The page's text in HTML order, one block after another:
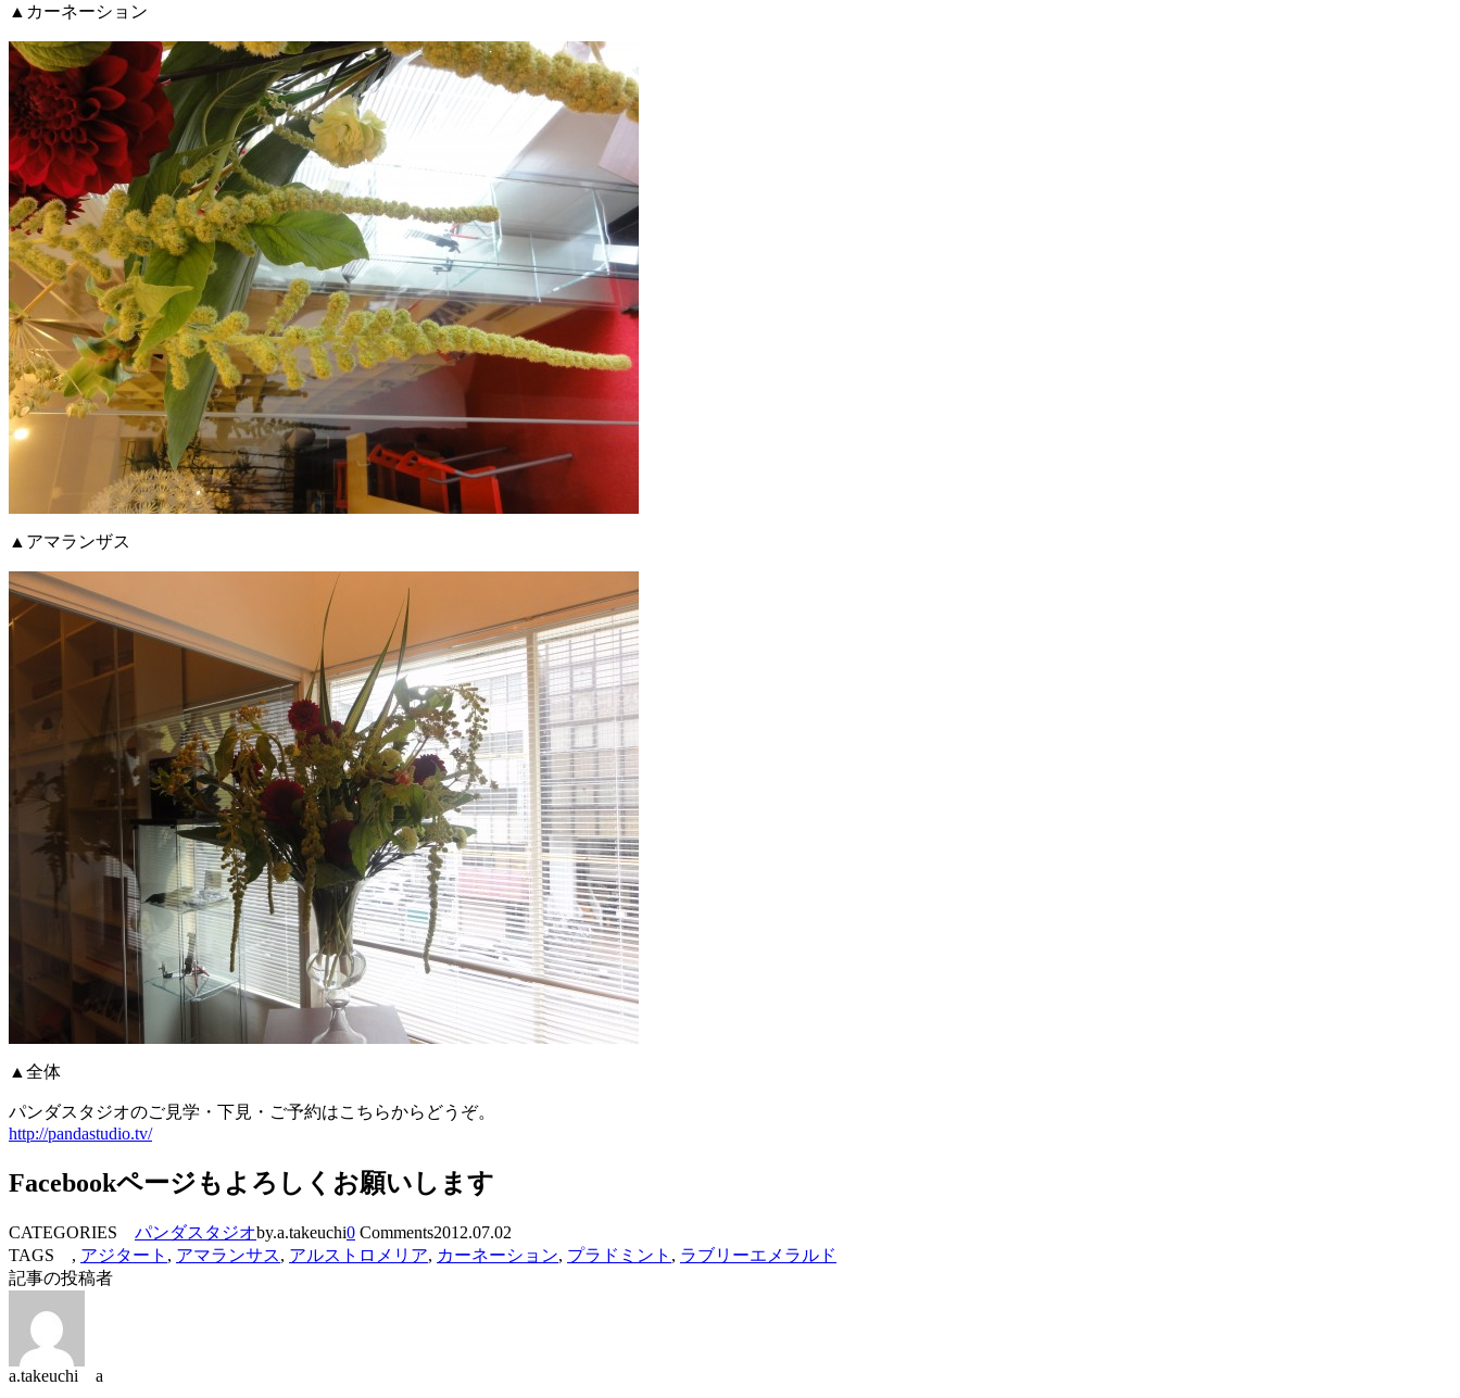
▲カーネーション
▲アマランザス
▲全体
パンダスタジオのご見学・下見・ご予約はこちらからどうぞ。
http://pandastudio.tv/
Facebookページもよろしくお願いします
CATEGORIES パンダスタジオby.a.takeuchi0 Comments2012.07.02
TAGS , アジタート , アマランサス, アルストロメリア, カーネーション, プラドミント , ラブリーエメラルド
記事の投稿者
a.takeuchi a